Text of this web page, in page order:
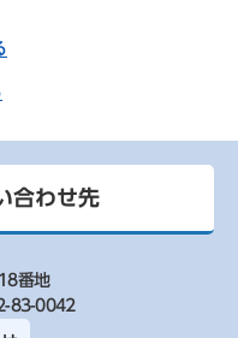
合わせ先
番地
83-0042